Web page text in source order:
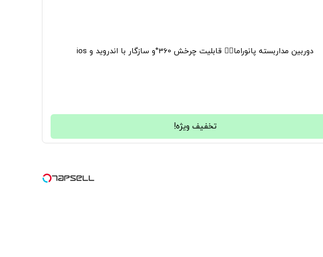
دوربین مداربسته پانوراما👈🏻 قابلیت چرخش 360°و سازگار با اندروید و ios
تخفیف ویژه!